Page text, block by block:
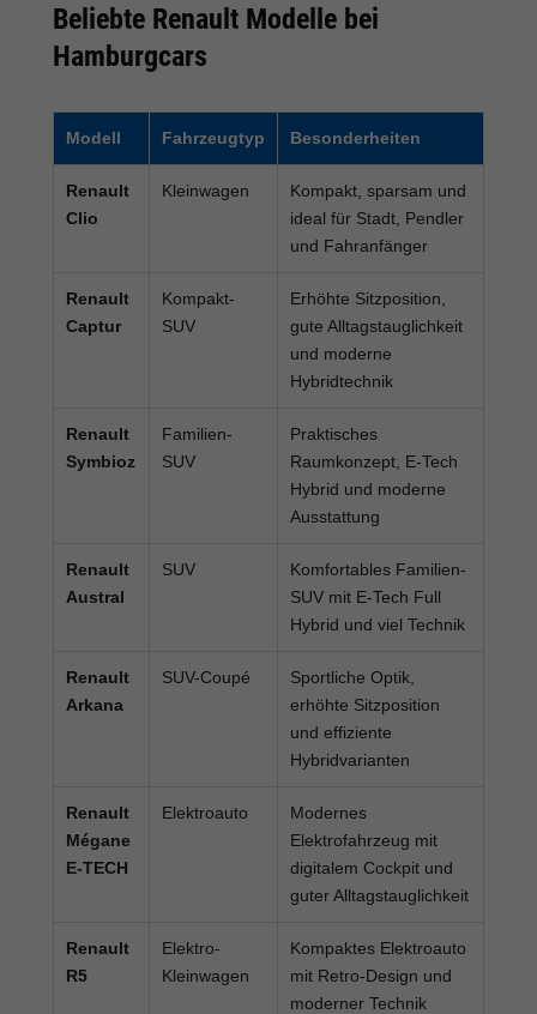
Beliebte Renault Modelle bei
Hamburgcars
Modell Fahrzeugtyp Besonderheiten
Renault
Clio
Kleinwagen
Kompakt, sparsam und
ideal für Stadt, Pendler
und Fahranfänger
Renault
Captur
Kompakt-
SUV
Erhöhte Sitzposition,
gute Alltagstauglichkeit
und moderne
Hybridtechnik
Renault
Symbioz
Familien-
SUV
Praktisches
Raumkonzept, E-Tech
Hybrid und moderne
Ausstattung
Renault
Austral
SUV
Komfortables Familien-
SUV mit E-Tech Full
Hybrid und viel Technik
Renault
Arkana
SUV-Coupé
Sportliche Optik,
erhöhte Sitzposition
und effiziente
Hybridvarianten
Renault
Mégane
E-TECH
Elektroauto
Modernes
Elektrofahrzeug mit
digitalem Cockpit und
guter Alltagstauglichkeit
Renault
R5
Elektro-
Kleinwagen
Kompaktes Elektroauto
mit Retro-Design und
moderner Technik